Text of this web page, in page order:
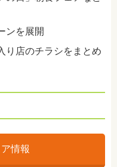
ンを展開
り店のチラシをまとめ
情報